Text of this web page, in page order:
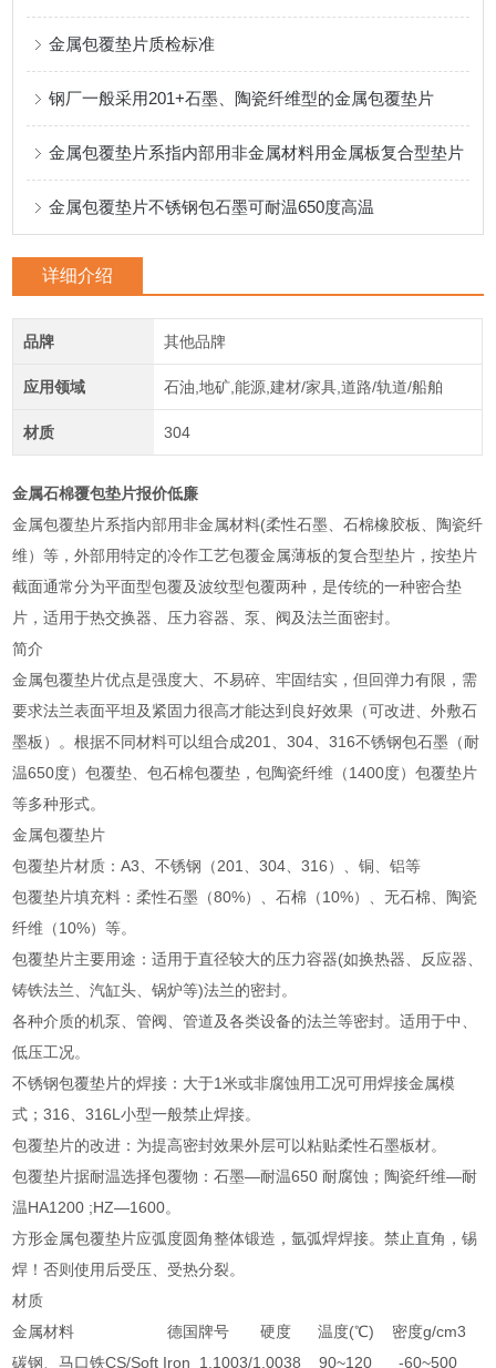
金属包覆垫片质检标准
钢厂一般采用201+石墨、陶瓷纤维型的金属包覆垫片
金属包覆垫片系指内部用非金属材料用金属板复合型垫片
金属包覆垫片不锈钢包石墨可耐温650度高温
详细介绍
品牌 其他品牌
应用领域 石油,地矿,能源,建材/家具,道路/轨道/船舶
材质 304
金属石棉覆包垫片报价低廉
金属包覆垫片系指内部用非金属材料(柔性石墨、石棉橡胶板、陶瓷纤
维）等，外部用特定的冷作工艺包覆金属薄板的复合型垫片，按垫片
截面通常分为平面型包覆及波纹型包覆两种，是传统的一种密合垫
片，适用于热交换器、压力容器、泵、阀及法兰面密封。
简介
金属包覆垫片优点是强度大、不易碎、牢固结实，但回弹力有限，需
要求法兰表面平坦及紧固力很高才能达到良好效果（可改进、外敷石
墨板）。根据不同材料可以组合成201、304、316不锈钢包石墨（耐
温650度）包覆垫、包石棉包覆垫，包陶瓷纤维（1400度）包覆垫片
等多种形式。
金属包覆垫片
包覆垫片材质：A3、不锈钢（201、304、316）、铜、铝等
包覆垫片填充料：柔性石墨（80%）、石棉（10%）、无石棉、陶瓷
纤维（10%）等。
包覆垫片主要用途：适用于直径较大的压力容器(如换热器、反应器、
铸铁法兰、汽缸头、锅炉等)法兰的密封。
各种介质的机泵、管阀、管道及各类设备的法兰等密封。适用于中、
低压工况。
不锈钢包覆垫片的焊接：大于1米或非腐蚀用工况可用焊接金属模
式；316、316L小型一般禁止焊接。
包覆垫片的改进：为提高密封效果外层可以粘贴柔性石墨板材。
包覆垫片据耐温选择包覆物：石墨—耐温650 耐腐蚀；陶瓷纤维—耐
温HA1200 ;HZ—1600。
方形金属包覆垫片应弧度圆角整体锻造，氩弧焊焊接。禁止直角，锡
焊！否则使用后受压、受热分裂。
材质
金属材料 德国牌号 硬度 温度(℃) 密度g/cm3
碳钢、马口铁CS/Soft Iron 1.1003/1.0038 90~120 -60~500